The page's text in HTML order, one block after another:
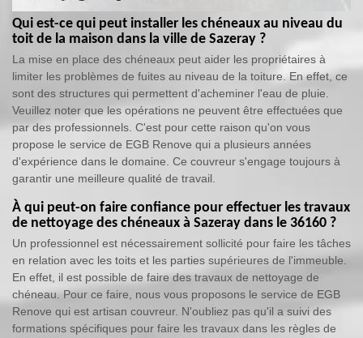
Qui est-ce qui peut installer les chéneaux au niveau du
toit de la maison dans la ville de Sazeray ?
La mise en place des chéneaux peut aider les propriétaires à
limiter les problèmes de fuites au niveau de la toiture. En effet, ce
sont des structures qui permettent d'acheminer l'eau de pluie.
Veuillez noter que les opérations ne peuvent être effectuées que
par des professionnels. C'est pour cette raison qu'on vous
propose le service de EGB Renove qui a plusieurs années
d'expérience dans le domaine. Ce couvreur s'engage toujours à
garantir une meilleure qualité de travail.
À qui peut-on faire confiance pour effectuer les travaux
de nettoyage des chéneaux à Sazeray dans le 36160 ?
Un professionnel est nécessairement sollicité pour faire les tâches
en relation avec les toits et les parties supérieures de l'immeuble.
En effet, il est possible de faire des travaux de nettoyage de
chéneau. Pour ce faire, nous vous proposons le service de EGB
Renove qui est artisan couvreur. N'oubliez pas qu'il a suivi des
formations spécifiques pour faire les travaux dans les règles de